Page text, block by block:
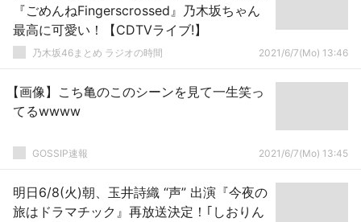
『ごめんねFingerscrossed』乃木坂ちゃん
最高に可愛い！【CDTVライブ!】
乃木坂46まとめ ラジオの時間 2021/6/7(Mo) 13:46
【画像】こち亀のこのシーンを見て一生笑っ
てるwwww
GOSSIP速報 2021/6/7(Mo) 13:45
明日6/8(火)朝、玉井詩織 “声” 出演『今夜の
旅はドラマチック』再放送決定！｢しおりん